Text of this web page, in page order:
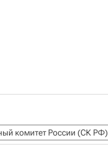
комитет России (СК РФ)